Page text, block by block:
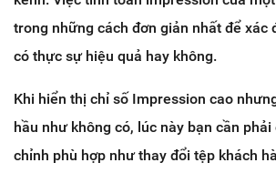
trong những cách đơn giản nhất để xác
có thực sự hiệu quả hay không.
Khi hiển thị chỉ số Impression cao
hầu như không có, lúc này bạn cần
chỉnh phù hợp như thay đổi tệp khách